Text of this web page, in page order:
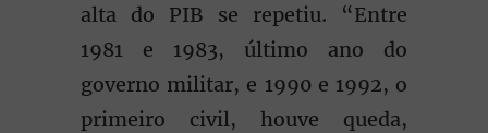
alta do PIB se repetiu. “Entre
1981 e 1983, último ano do
governo militar, e 1990 e 1992, o
primeiro civil, houve queda,